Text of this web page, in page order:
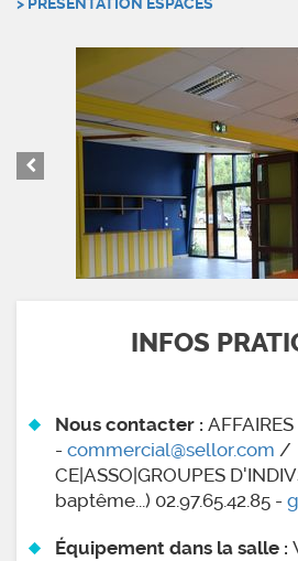
> PRÉSENTATION ESPACES
INFOS
Nous contacter :
- commercial@sellor.com /
CE|ASSO|GROUPES
baptême...) 02.97.65.42.85 -
Équipement dans la salle :